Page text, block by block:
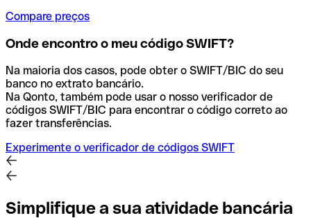
Compare preços
Onde encontro o meu código SWIFT?
Na maioria dos casos, pode obter o SWIFT/BIC do seu
banco no extrato bancário.
Na Qonto, também pode usar o nosso verificador de
códigos SWIFT/BIC para encontrar o código correto ao
fazer transferências.
Experimente o verificador de códigos SWIFT
Simplifique a sua atividade bancária